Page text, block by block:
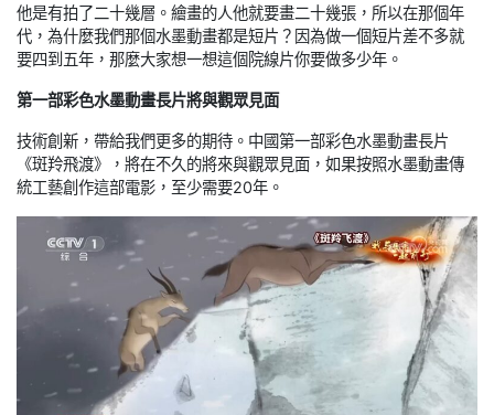
他是有拍了二十幾層。繪畫的人他就要畫二十幾張，所以在那個年
代，為什麼我們那個水墨動畫都是短片？因為做一個短片差不多就
要四到五年，那麼大家想一想這個院線片你要做多少年。
第一部彩色水墨動畫長片將與觀眾見面
技術創新，帶給我們更多的期待。中國第一部彩色水墨動畫長片
《斑羚飛渡》，將在不久的將來與觀眾見面，如果按照水墨動畫傳
統工藝創作這部電影，至少需要20年。